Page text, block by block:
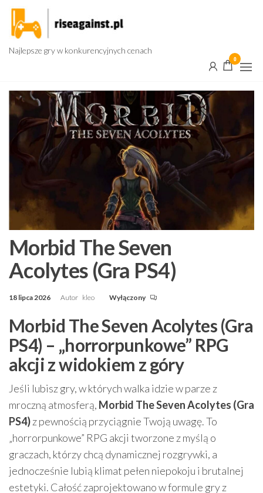
Przejdź
treści
Najlepsze gry w konkurencyjnych cenach
0
Morbid The Seven
Acolytes (Gra PS4)
18 lipca 2026 Autor kleo Wyłączony
Morbid The Seven Acolytes (Gra
PS4) – „horrorpunkowe” RPG
akcji z widokiem z góry
Jeśli lubisz gry, w których walka idzie w parze z
mroczną atmosferą, Morbid The Seven Acolytes (Gra
PS4)z pewnością przyciągnie Twoją uwagę. To
„horrorpunkowe” RPG akcji tworzone z myślą o
graczach, którzy chcą dynamicznej rozgrywki, a
jednocześnie lubią klimat pełen niepokoju i brutalnej
estetyki. Całość zaprojektowano w formule gry z